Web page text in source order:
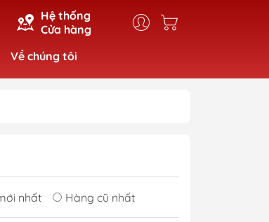
Hệ thống
Cửa hàng
Về chúng tôi
nhất Hàng cũ nhất